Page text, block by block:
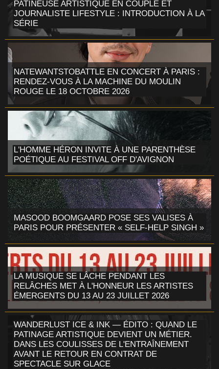
PATINEUSE ARTISTIQUE EN COUPLE ET
JOURNALISTE LIFESTYLE : INTRODUCTION À LA
SÉRIE
NATEWANTSTOBATTLE EN CONCERT À PARIS :
RENDEZ-VOUS À LA MACHINE DU MOULIN
ROUGE LE 18 OCTOBRE 2026
L'HOMME HÉRON INVITE À UNE PARENTHÈSE
POÉTIQUE AU FESTIVAL OFF D'AVIGNON
MASOOD BOOMGAARD POSE SES VALISES À
PARIS POUR PRÉSENTER « SELF-HELP SINGH »
LA MUSIQUE SE LÂCHE PENDANT LES
RELÂCHES MET À L'HONNEUR LES ARTISTES
ÉMERGENTS DU 13 AU 23 JUILLET 2026
WANDERLUST ICE & INK — ÉDITO : QUAND LE
PATINAGE ARTISTIQUE DEVIENT UN MÉTIER.
DANS LES COULISSES DE L'ENTRAÎNEMENT
AVANT LE RETOUR EN CONTRAT DE
SPECTACLE SUR GLACE